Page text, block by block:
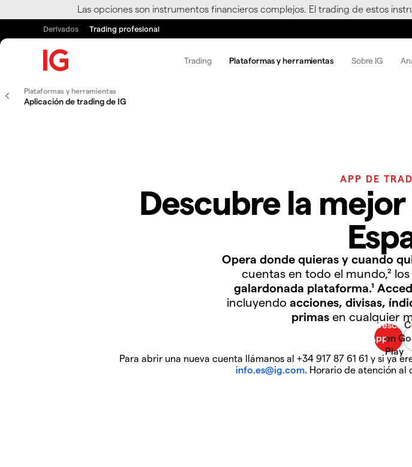
Las opciones son instrumentos financieros complejos. El trading de estos
Derivados Trading profesional
Trading Plataformas y herramientas Sobre IG
Plataformas y herramientas
Aplicación de trading de IG
APP DE
Descubre la
Opera donde quieras y cuando
cuentas en todo el mundo,²
galardonada plataforma.¹
incluyendo acciones, divisas,
primasen cualquier
Para abrir una nueva cuenta llámanos al +34 917 87 61 61 y si ya
info.es@ig.com. Horario de atención al